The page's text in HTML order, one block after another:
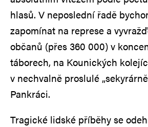
hlasů. V neposlední řadě
zapomínat na represe a
občanů (přes 360 000) v
táborech, na Kounických
v nechvalně proslulé
Pankráci.
Tragické lidské příběhy se